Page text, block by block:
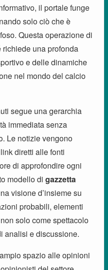
il portale funge
solo ciò che è
Questa operazione di
una profonda
e delle dinamiche
nel mondo del calcio
segue una gerarchia
immediata senza
Le notizie vengono
diretti alle fonti
di approfondire ogni
modello di gazzetta
visione d’insieme su
probabili, elementi
solo come spettacolo
analisi e discussione.
spazio alle opinioni